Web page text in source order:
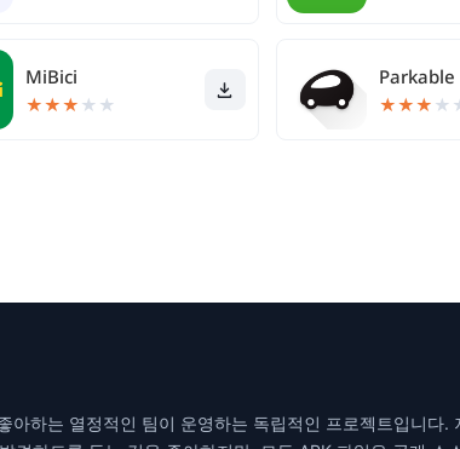
MiBici
★★★ ★ ★
Parkable
★★★ ★
하는 열정적인 팀이 운영하는 독립적인 프로젝트입니다